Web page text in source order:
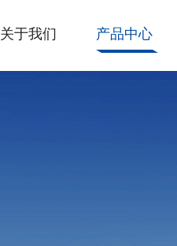
关于我们 产品中心